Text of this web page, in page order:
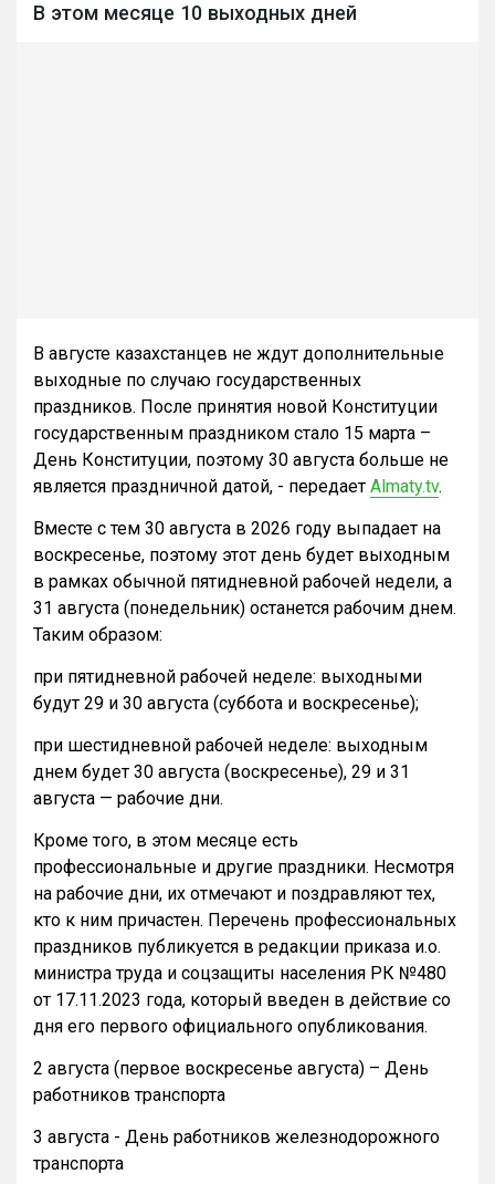
В этом месяце 10 выходных дней
В августе казахстанцев не ждут дополнительные
выходные по случаю государственных
праздников. После принятия новой Конституции
государственным праздником стало 15 марта –
День Конституции, поэтому 30 августа больше не
является праздничной датой, - передает Almaty.tv.
Вместе с тем 30 августа в 2026 году выпадает на
воскресенье, поэтому этот день будет выходным
в рамках обычной пятидневной рабочей недели, а
31 августа (понедельник) останется рабочим днем.
Таким образом:
при пятидневной рабочей неделе: выходными
будут 29 и 30 августа (суббота и воскресенье);
при шестидневной рабочей неделе: выходным
днем будет 30 августа (воскресенье), 29 и 31
августа — рабочие дни.
Кроме того, в этом месяце есть
профессиональные и другие праздники. Несмотря
на рабочие дни, их отмечают и поздравляют тех,
кто к ним причастен. Перечень профессиональных
праздников публикуется в редакции приказа и.о.
министра труда и соцзащиты населения РК №480
от 17.11.2023 года, который введен в действие со
дня его первого официального опубликования.
2 августа (первое воскресенье августа) – День
работников транспорта
3 августа - День работников железнодорожного
транспорта